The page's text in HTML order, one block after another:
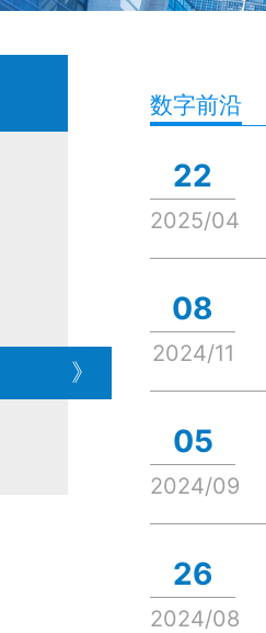
》
数字前沿
22
2025/04
08
2024/11
05
2024/09
26
2024/08